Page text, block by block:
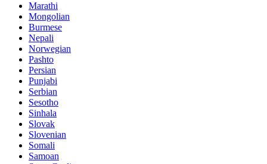
Marathi
Mongolian
Burmese
Nepali
Norwegian
Pashto
Persian
Punjabi
Serbian
Sesotho
Sinhala
Slovak
Slovenian
Somali
Samoan